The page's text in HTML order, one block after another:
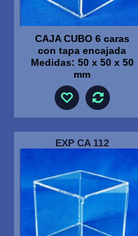
CAJA CUBO 6 caras
con tapa encajada
Medidas: 50 x 50 x 50
mm
EXP CA 112